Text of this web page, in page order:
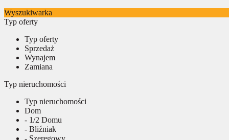
Wyszukiwarka
Typ oferty
Typ oferty
Sprzedaż
Wynajem
Zamiana
Typ nieruchomości
Typ nieruchomości
Dom
- 1/2 Domu
- Bliźniak
- Szeregowy